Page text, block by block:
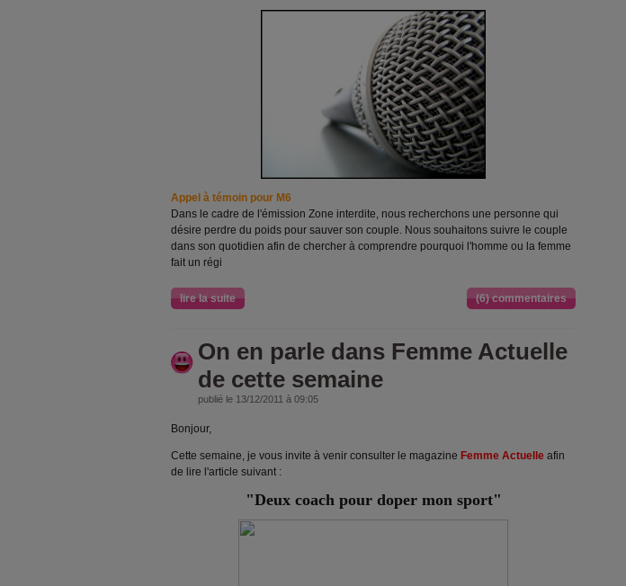
Appel à témoin pour M6
Dans le cadre de l'émission Zone interdite, nous recherchons une personne qui
désire perdre du poids pour sauver son couple. Nous souhaitons suivre le couple
dans son quotidien afin de chercher à comprendre pourquoi l'homme ou la femme
fait un régi
lire la suite (6) commentaires
On en parle dans Femme Actuelle
de cette semaine
publié le 13/12/2011 à 09:05
Bonjour,
Cette semaine, je vous invite à venir consulter le magazine Femme Actuelle afin
de lire l'article suivant :
"Deux coach pour doper mon sport"